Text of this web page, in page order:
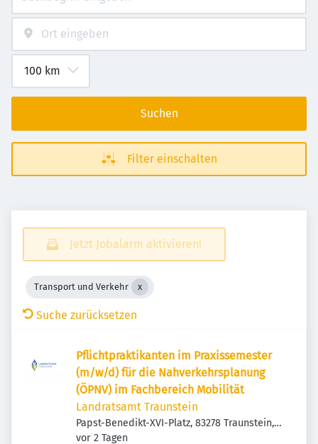
Suchen
Filter einschalten
Jetzt Jobalarm aktivieren!
Transport und Verkehr
Suche zurücksetzen
Pflichtpraktikanten im Praxissemester
(m/w/d) für die Nahverkehrsplanung
(ÖPNV) im Fachbereich Mobilität
Landratsamt Traunstein
Papst-Benedikt-XVI-Platz, 83278 Traunstein,
Deutschland
Veröffentlicht
vor 2 Tagen